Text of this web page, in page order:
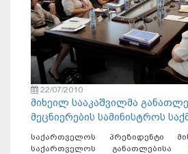
22/07/2010
მიხეილ სააკაშვილმა
მეცნიერების სამინისტროს
საქართველოს პრეზიდენტი
საქართველოს განათლებისა